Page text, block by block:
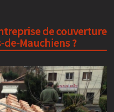
de couverture
Mauchiens ?